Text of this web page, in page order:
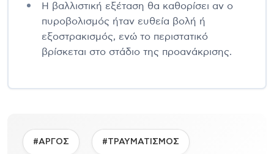
Η βαλλιστική εξέταση θα καθορίσει αν ο
πυροβολισμός ήταν ευθεία βολή ή
εξοστρακισμός, ενώ το περιστατικό
βρίσκεται στο στάδιο της προανάκρισης.
#ΑΡΓΟΣ #ΤΡΑΥΜΑΤΙΣΜΟΣ